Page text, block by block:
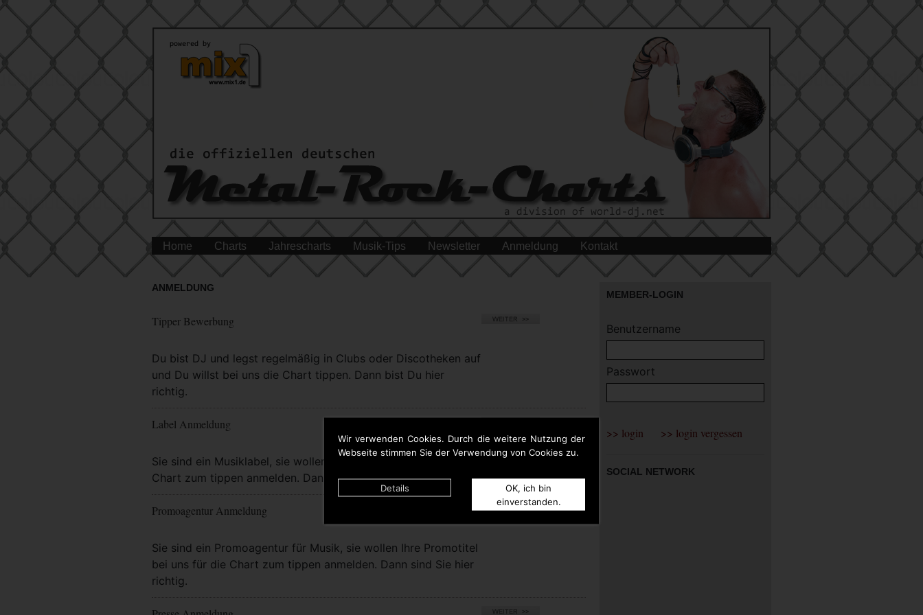
Wir verwenden Cookies. Durch die weitere Nutzung der
Webseite stimmen Sie der Verwendung von Cookies zu.
Details
OK, ich bin
einverstanden.
Home Charts Jahrescharts Musik-Tips Newsletter Anmeldung Kontakt
ANMELDUNG
Tipper Bewerbung
Du bist DJ und legst regelmäßig in Clubs oder Discotheken auf
und Du willst bei uns die Chart tippen. Dann bist Du hier
richtig.
Mehr Info
Label Anmeldung
Sie sind ein Musiklabel, sie wollen bei uns eigene Titel für die
Chart zum tippen anmelden. Dann sind Sie hier richtig.
Mehr Info
Promoagentur Anmeldung
Sie sind ein Promoagentur für Musik, sie wollen Ihre Promotitel
bei uns für die Chart zum tippen anmelden. Dann sind Sie hier
richtig.
Mehr Info
MEMBER-LOGIN
Benutzername
Passwort
SOCIAL NETWORK